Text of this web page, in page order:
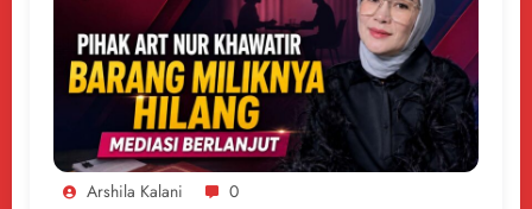
Arshila Kalani 0